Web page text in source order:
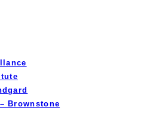
Brownstone